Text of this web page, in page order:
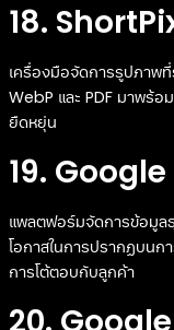
18.
เครื่องมือจัดการรูปภาพ
WebP และ PDF มาพร้อ
ยืดหยุ่น
19.
แพลตฟอร์มจัดการข้อมูล
โอกาสในการปรากฏบน
การโต้ตอบกับลูกค้า